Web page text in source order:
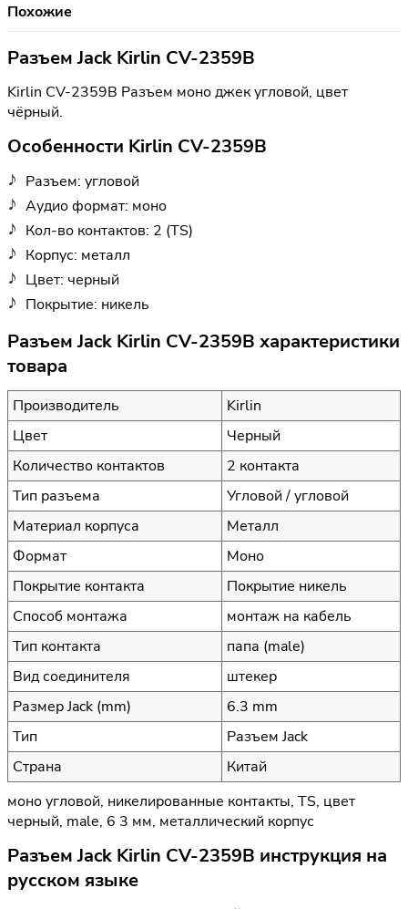
Похожие
Разъем Jack Kirlin CV-2359B
Kirlin CV-2359B Разъем моно джек угловой, цвет
чёрный.
Особенности Kirlin CV-2359B
Разъем: угловой
Аудио формат: моно
Кол-во контактов: 2 (TS)
Корпус: металл
Цвет: черный
Покрытие: никель
Разъем Jack Kirlin CV-2359B характеристики
товара
Производитель
Kirlin
Цвет
Черный
Количество контактов
2 контакта
Тип разъема
Угловой / угловой
Материал корпуса
Металл
Формат
Моно
Покрытие контакта
Покрытие никель
Способ монтажа
монтаж на кабель
Тип контакта
папа (male)
Вид соединителя
штекер
Размер Jack (mm)
6.3 mm
Тип
Разъем Jack
Страна
Китай
моно угловой, никелированные контакты, TS, цвет
черный, male, 6 3 мм, металлический корпус
Разъем Jack Kirlin CV-2359B инструкция на
русском языке